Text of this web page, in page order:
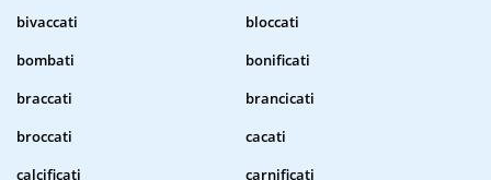
bivaccati
bloccati
bombati
bonificati
braccati
brancicati
broccati
cacati
calcificati
carnificati